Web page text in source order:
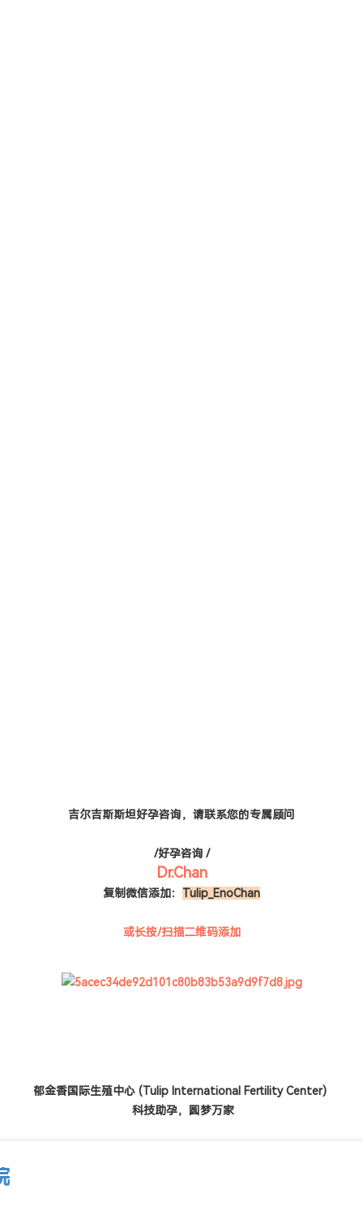
吉尔吉斯斯坦好孕咨询，请联系您的专属顾问
/好孕咨询 /
Dr.Chan
复制微信添加： Tulip_EnoChan
或长按/扫描二维码添加
郁金香国际生殖中心 (Tulip International Fertility Center)
科技助孕，圆梦万家